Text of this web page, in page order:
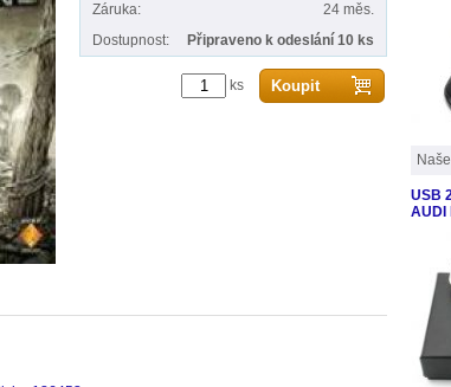
Záruka:
24 měs.
Dostupnost:
Připraveno k odeslání 10 ks
ks
USB
AUDI